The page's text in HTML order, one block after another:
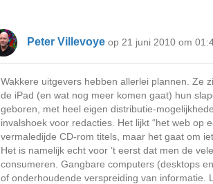
Peter Villevoye op 21 juni 2010 om
Wakkere uitgevers hebben allerlei plannen. Ze
de iPad (en wat nog meer komen gaat) hun
geboren, met heel eigen distributie-
invalshoek voor redacties. Het lijkt “het web op
vermaledijde CD-rom titels, maar het gaat om
Het is namelijk echt voor ’t eerst dat men de
consumeren. Gangbare computers (desktops
of onderhoudende verspreiding van informatie.